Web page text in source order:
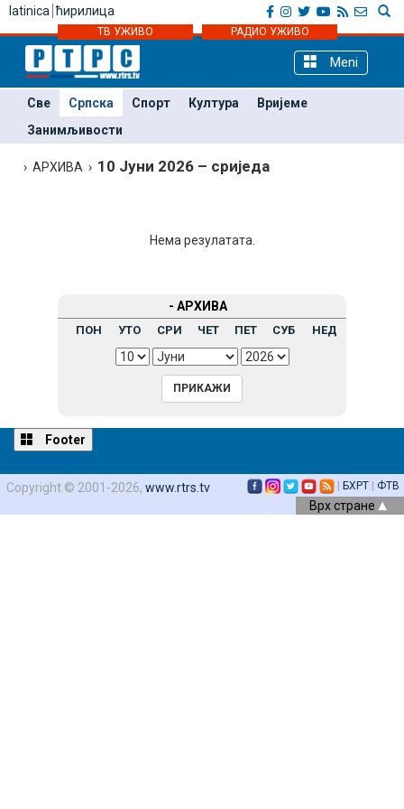
latinica ћирилица
ТВ УЖИВО РАДИО УЖИВО
Meni
Све Српска Спорт Култура
Вријеме
Занимљивости
› АРХИВА › 10 Јуни 2026 – сриједа
Нема резулатата.
- АРХИВА
ПОН УТО СРИ ЧЕТ ПЕТ СУБ НЕД
Footer
Copyright © 2001-2026, www.rtrs.tv БХРТ ФТВ
Врх стране